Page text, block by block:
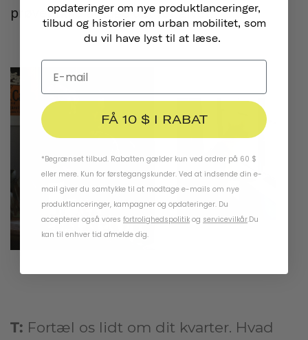
prøver ikke at tage det for givet.
T: Fortæl os lidt om dit kvarter. Hvad
opdateringer om nye produktlanceringer,
tilbud og historier om urban mobilitet, som
du vil have lyst til at læse.
FÅ 10 $ I RABAT
*Begrænset tilbud. Rabatten gælder kun ved ordrer på 60 $
eller mere. Kun for førstegangskunder. Ved at indsende din e-
mail giver du samtykke til at modtage e-mails om nye
produktlanceringer, kampagner og opdateringer. Du
accepterer også vores fortrolighedspolitik og servicevilkår.Du
kan til enhver tid afmelde dig.